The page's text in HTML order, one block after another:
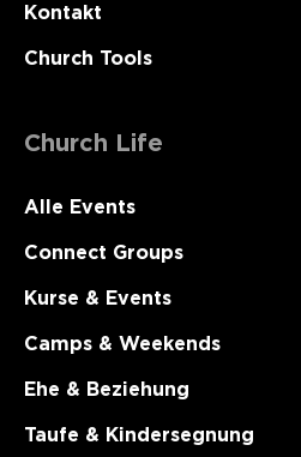
Kontakt
Church Tools
Church Life
Alle Events
Connect Groups
Kurse & Events
Camps & Weekends
Ehe & Beziehung
Taufe & Kindersegnung